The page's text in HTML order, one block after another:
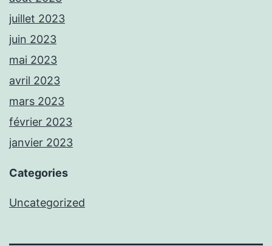
juillet 2023
juin 2023
mai 2023
avril 2023
mars 2023
février 2023
janvier 2023
Categories
Uncategorized